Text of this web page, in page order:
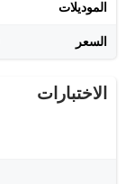
الموديلات
السعر
الاختبارات